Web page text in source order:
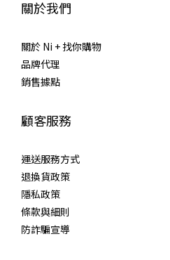
關於我們
關於 Ni + 找你購物
品牌代理
銷售據點
顧客服務
運送服務方式
退換貨政策
隱私政策
條款與細則
防詐騙宣導